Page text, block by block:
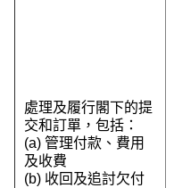
處理及履行閣下的提
交和訂單，包括：
(a) 管理付款、費用
及收費
(b) 收回及追討欠付